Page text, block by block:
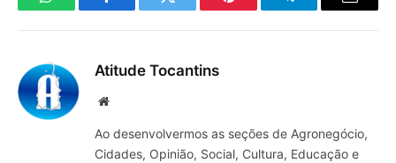
WhatsAppFacebookTwitter Pinterest TelegramaE-
Atitude Tocantins
Site
Ao desenvolvermos as seções de Agronegócio,
Cidades, Opinião, Social, Cultura, Educação e